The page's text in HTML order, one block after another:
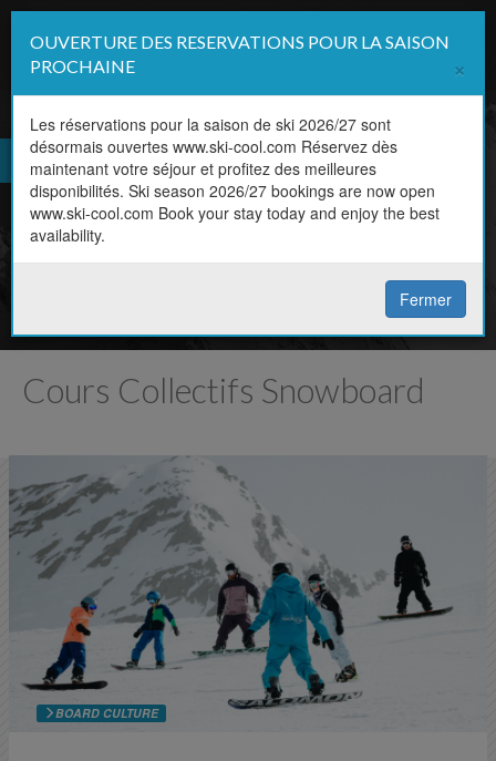
FR
EN Horaire, niveau, discipline,
prix
Réservez votre cours en ligne
Cours Collectifs Snowboard
BOARD CULTURE
OUVERTURE DES RESERVATIONS POUR LA SAISON
PROCHAINE
×
Les réservations pour la saison de ski 2026/27 sont
désormais ouvertes www.ski-cool.com Réservez dès
maintenant votre séjour et profitez des meilleures
disponibilités. Ski season 2026/27 bookings are now open
www.ski-cool.com Book your stay today and enjoy the best
availability.
Fermer